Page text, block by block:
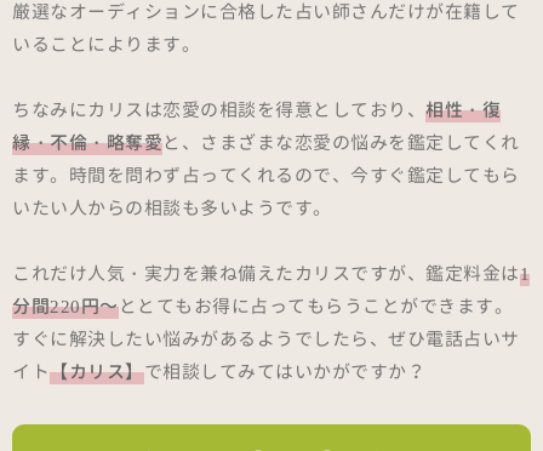
厳選なオーディションに合格した占い師さんだけが在籍して
いることによります。
ちなみにカリスは恋愛の相談を得意としており、 相性・復
縁・不倫・略奪愛と、さまざまな恋愛の悩みを鑑定してくれ
ます。時間を問わず占ってくれるので、今すぐ鑑定してもら
いたい人からの相談も多いようです。
これだけ人気・実力を兼ね備えたカリスですが、鑑定料金は1
分間220円～ととてもお得に占ってもらうことができます。
すぐに解決したい悩みがあるようでしたら、ぜひ電話占いサ
イト【カリス】で相談してみてはいかがですか？